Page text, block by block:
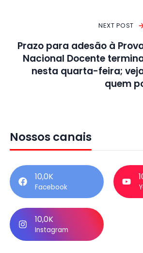
NEXT POST
Prazo para adesão à
Nacional Docente
nesta quarta-feira;
quem
Nossos canais
10,0K
Facebook
10,0K
Instagram